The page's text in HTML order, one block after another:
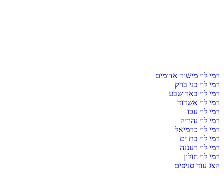
רמי לוי מישור אדומים
רמי לוי בני ברק
רמי לוי באר שבע
רמי לוי אשדוד
רמי לוי עכו
רמי לוי נהריה
רמי לוי כרמיאל
רמי לוי בת ים
רמי לוי רעננה
רמי לוי חולון
הצג עוד סניפים